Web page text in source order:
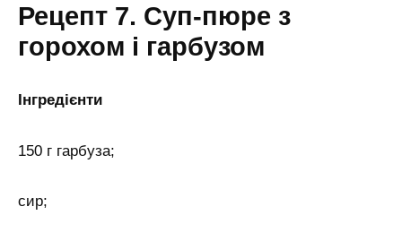
Рецепт 7. Суп-пюре з
горохом і гарбузом
Інгредієнти
150 г гарбуза;
сир;